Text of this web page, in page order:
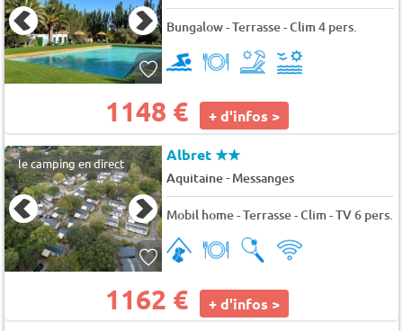
Bungalow - Terrasse - Clim 4 pers.
1148 € + d'infos >
le camping en direct Albret★★
Aquitaine- Messanges
Mobil home - Terrasse - Clim - TV 6 pers.
1162 € + d'infos >